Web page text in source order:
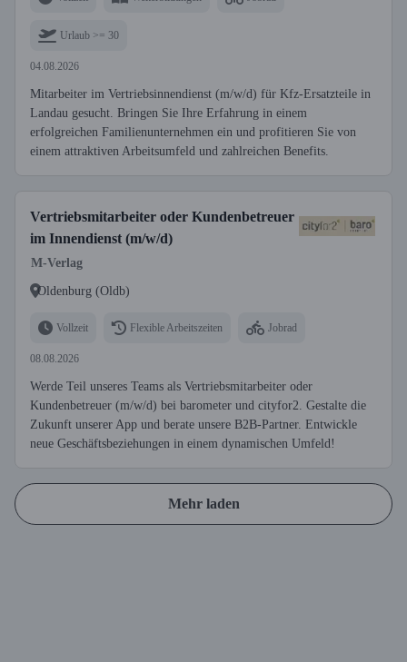
Urlaub >= 30
04.08.2026
Mitarbeiter im Vertriebsinnendienst (m/w/d) für Kfz-Ersatzteile in
Landau gesucht. Bringen Sie Ihre Erfahrung in einem
erfolgreichen Familienunternehmen ein und profitieren Sie von
einem attraktiven Arbeitsumfeld und zahlreichen Benefits.
Vertriebsmitarbeiter oder Kundenbetreuer
im Innendienst (m/w/d)
M-Verlag
Oldenburg (Oldb)
Vollzeit Flexible Arbeitszeiten Jobrad
08.08.2026
Werde Teil unseres Teams als Vertriebsmitarbeiter oder
Kundenbetreuer (m/w/d) bei barometer und cityfor2. Gestalte die
Zukunft unserer App und berate unsere B2B-Partner. Entwickle
neue Geschäftsbeziehungen in einem dynamischen Umfeld!
Mehr laden